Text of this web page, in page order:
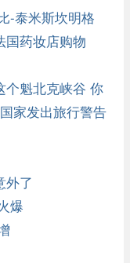
-泰米斯坎明格
国药妆店购物
个魁北克峡谷 你
家发出旅行警告
外了
爆